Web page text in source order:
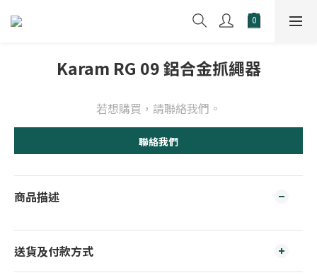
Karam RG 09 鋁合金抓繩器
若想購買，請聯絡我們。
聯絡我們
商品描述
送貨及付款方式